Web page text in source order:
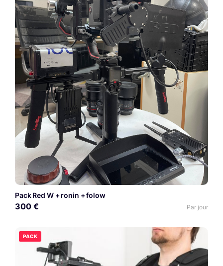
Pack Red W + ronin + folow
300 € Par jour
PACK